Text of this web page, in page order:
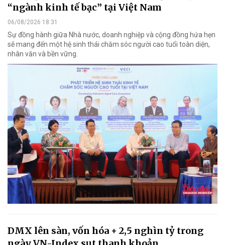
“ngành kinh tế bạc” tại Việt Nam
06/08/2026 18:31
Sự đồng hành giữa Nhà nước, doanh nghiệp và cộng đồng hứa hẹn
sẽ mang đến một hệ sinh thái chăm sóc người cao tuổi toàn diện,
nhân văn và bền vững.
DMX lên sàn, vốn hóa + 2,5 nghìn tỷ trong